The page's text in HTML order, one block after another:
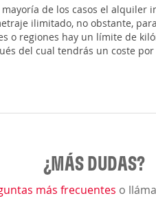
mayoría de los casos el alquiler
ilimitado, no obstante,
o regiones hay un límite de
del cual tendrás un coste
¿MÁS DUDAS?
más frecuentes o